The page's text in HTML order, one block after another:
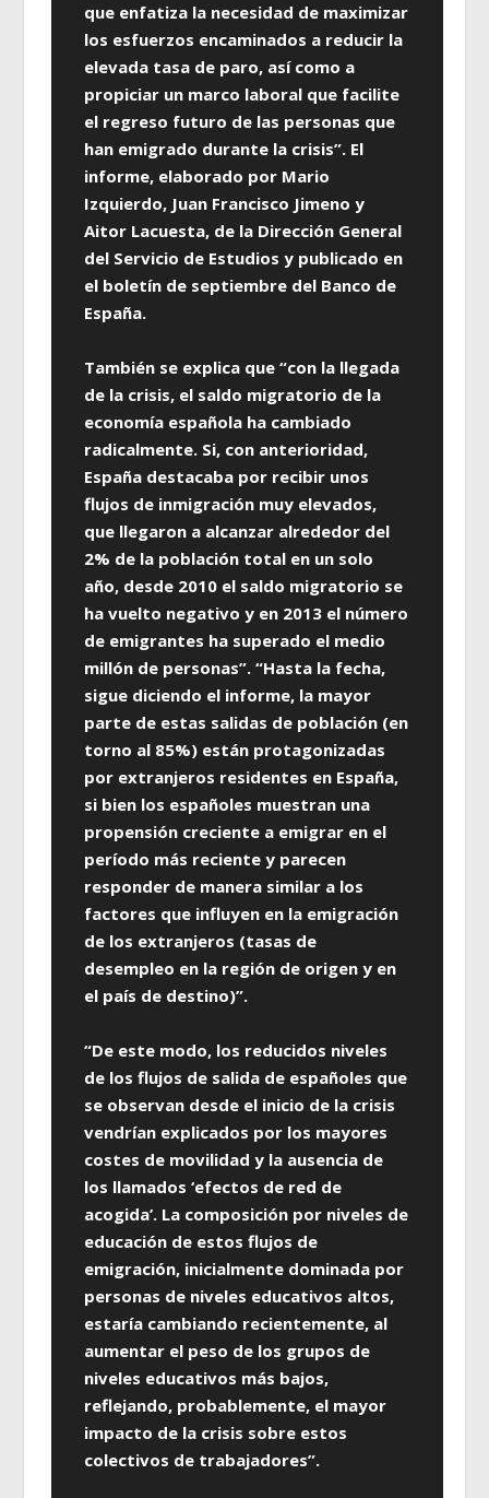
que enfatiza la necesidad de maximizar
los esfuerzos encaminados a reducir la
elevada tasa de paro, así como a
propiciar un marco laboral que facilite
el regreso futuro de las personas que
han emigrado durante la crisis”. El
informe, elaborado por Mario
Izquierdo, Juan Francisco Jimeno y
Aitor Lacuesta, de la Dirección General
del Servicio de Estudios y publicado en
el boletín de septiembre del Banco de
España.
También se explica que “con la llegada
de la crisis, el saldo migratorio de la
economía española ha cambiado
radicalmente. Si, con anterioridad,
España destacaba por recibir unos
flujos de inmigración muy elevados,
que llegaron a alcanzar alrededor del
2% de la población total en un solo
año, desde 2010 el saldo migratorio se
ha vuelto negativo y en 2013 el número
de emigrantes ha superado el medio
millón de personas”. “Hasta la fecha,
sigue diciendo el informe, la mayor
parte de estas salidas de población (en
torno al 85%) están protagonizadas
por extranjeros residentes en España,
si bien los españoles muestran una
propensión creciente a emigrar en el
período más reciente y parecen
responder de manera similar a los
factores que influyen en la emigración
de los extranjeros (tasas de
desempleo en la región de origen y en
el país de destino)”.
“De este modo, los reducidos niveles
de los flujos de salida de españoles que
se observan desde el inicio de la crisis
vendrían explicados por los mayores
costes de movilidad y la ausencia de
los llamados ‘efectos de red de
acogida’. La composición por niveles de
educación de estos flujos de
emigración, inicialmente dominada por
personas de niveles educativos altos,
estaría cambiando recientemente, al
aumentar el peso de los grupos de
niveles educativos más bajos,
reflejando, probablemente, el mayor
impacto de la crisis sobre estos
colectivos de trabajadores”.